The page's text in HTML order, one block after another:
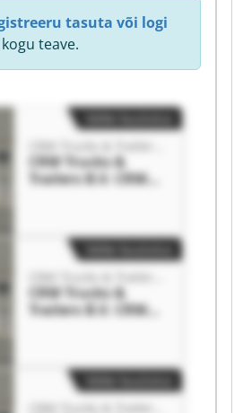
tasuta või logi
teave.
CRM Trucks &
Trailers B.V. CRM
CRM Trucks &
Trailers B.V. CRM